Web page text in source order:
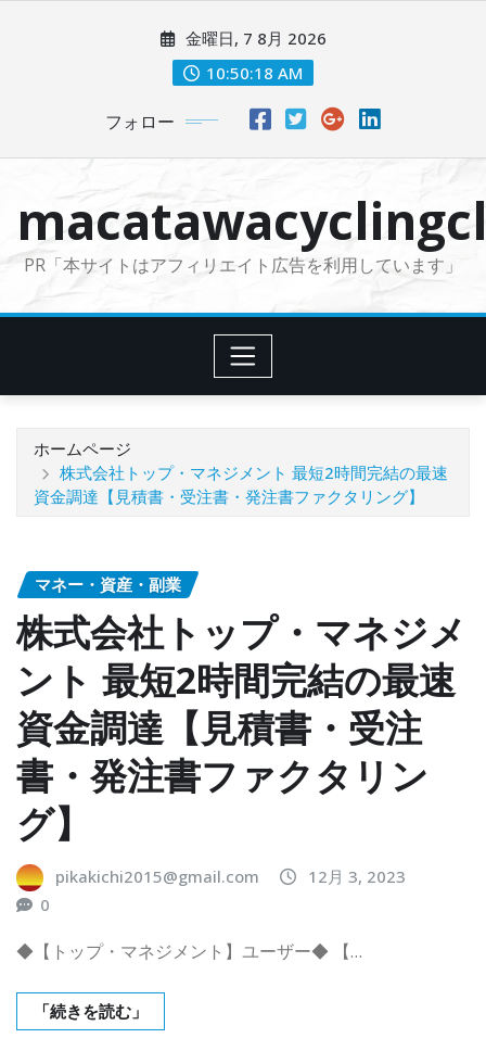
に
金曜日, 7 8月 2026
10:50:19 AM
フォロー
PR「本サイトはアフィリエイト広告を利用しています」
ホームページ
株式会社トップ・マネジメント 最短2時間完結の最速
資金調達【見積書・受注書・発注書ファクタリング】
マネー・資産・副業
株式会社トップ・マネジメ
ント 最短2時間完結の最速
資金調達【見積書・受注
書・発注書ファクタリン
グ】
pikakichi2015@gmail.com
12月 3, 2023
0
◆【トップ・マネジメント】ユーザー◆ 【…
「続きを読む」